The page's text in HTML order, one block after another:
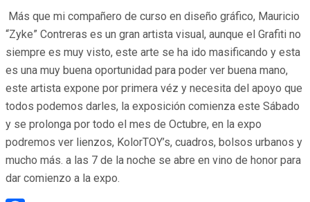
Más que mi compañero de curso en diseño gráfico, Mauricio
“Zyke” Contreras es un gran artista visual, aunque el Grafiti no
siempre es muy visto, este arte se ha ido masificando y esta
es una muy buena oportunidad para poder ver buena mano,
este artista expone por primera véz y necesita del apoyo que
todos podemos darles, la exposición comienza este Sábado
y se prolonga por todo el mes de Octubre, en la expo
podremos ver lienzos, KolorTOY’s, cuadros, bolsos urbanos y
mucho más. a las 7 de la noche se abre en vino de honor para
dar comienzo a la expo.